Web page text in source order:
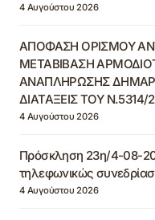
4 Αυγούστου 2026
ΑΠΟΦΑΣΗ ΟΡΙΣΜΟΥ
ΜΕΤΑΒΙΒΑΣΗ
ΑΝΑΠΛΗΡΩΣΗΣ
ΔΙΑΤΑΞΕΙΣ ΤΟΥ Ν.5314/
4 Αυγούστου 2026
Πρόσκληση 23η/4-08-
τηλεφωνικώς
4 Αυγούστου 2026